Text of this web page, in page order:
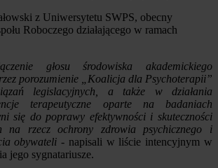
z Uniwersytetu SWPS, obecny
Roboczego działającego w ramach
głosu środowiska akademickiego
porozumienie „Koalicja dla Psychoterapii”
legislacyjnych, a także w działania
terapeutyczne oparte na badaniach
się do poprawy efektywności i skuteczności
na rzecz ochrony zdrowia psychicznego i
obywateli - napisali w liście intencyjnym w
jego sygnatariusze.